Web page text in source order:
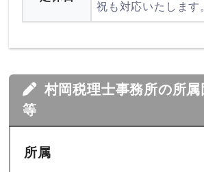
祝も対応いたします
村岡税理士事務所の所
等
所属